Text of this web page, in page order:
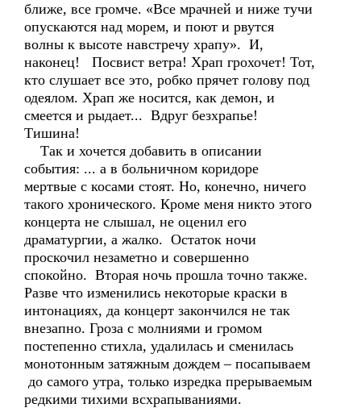
ближе, все громче. «Все мрачней и ниже тучи
опускаются над морем, и поют и рвутся
волны к высоте навстречу храпу». И,
наконец! Посвист ветра! Храп грохочет! Тот,
кто слушает все это, робко прячет голову под
одеялом. Храп же носится, как демон, и
смеется и рыдает... Вдруг безхрапье!
Тишина!
Так и хочется добавить в описании
события: ... а в больничном коридоре
мертвые с косами стоят. Но, конечно, ничего
такого хронического. Кроме меня никто этого
концерта не слышал, не оценил его
драматургии, а жалко. Остаток ночи
проскочил незаметно и совершенно
спокойно. Вторая ночь прошла точно также.
Разве что изменились некоторые краски в
интонациях, да концерт закончился не так
внезапно. Гроза с молниями и громом
постепенно стихла, удалилась и сменилась
монотонным затяжным дождем – посапываем
до самого утра, только изредка прерываемым
редкими тихими всхрапываниями.